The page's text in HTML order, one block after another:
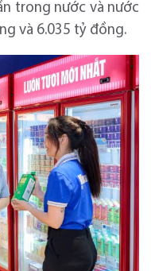
trong nước và nước
và 6.035 tỷ đồng.